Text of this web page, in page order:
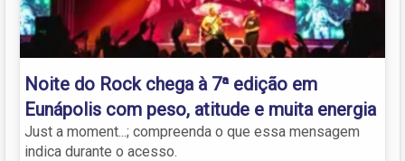
Noite do Rock chega à 7ª edição em
Eunápolis com peso, atitude e muita energia
Just a moment...; compreenda o que essa mensagem
indica durante o acesso.